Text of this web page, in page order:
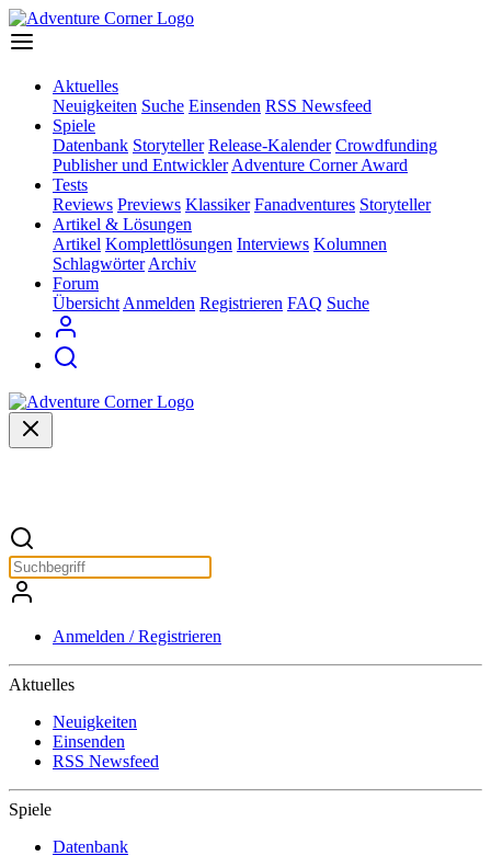
Aktuelles
Neuigkeiten Suche Einsenden RSS Newsfeed
Spiele
Datenbank Storyteller Release-Kalender Crowdfunding
Publisher und Entwickler Adventure Corner Award
Tests
Reviews Previews Klassiker Fanadventures Storyteller
Artikel & Lösungen
Artikel Komplettlösungen Interviews Kolumnen
Schlagwörter Archiv
Forum
Übersicht Anmelden Registrieren FAQ Suche
Anmelden / Registrieren
Aktuelles
Neuigkeiten
Einsenden
RSS Newsfeed
Spiele
Datenbank